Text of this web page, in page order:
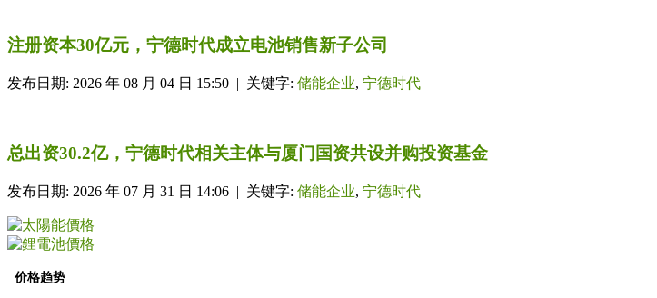
注册资本30亿元，宁德时代成立电池销售新子公司
发布日期: 2026 年 08 月 04 日 15:50 | 关键字: 储能企业, 宁德时代
总出资30.2亿，宁德时代相关主体与厦门国资共设并购投资基金
发布日期: 2026 年 07 月 31 日 14:06 | 关键字: 储能企业, 宁德时代
价格趋势